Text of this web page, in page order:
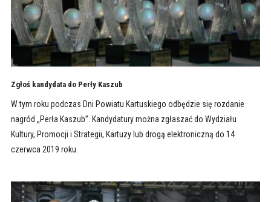
Zgłoś kandydata do Perły Kaszub
W tym roku podczas Dni Powiatu Kartuskiego odbędzie się rozdanie
nagród „Perła Kaszub”. Kandydatury można zgłaszać do Wydziału
Kultury, Promocji i Strategii, Kartuzy lub drogą elektroniczną do 14
czerwca 2019 roku.